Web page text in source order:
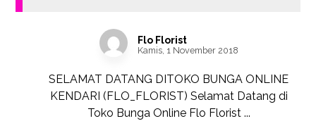
Flo Florist
Kamis, 1 November 2018
SELAMAT DATANG DITOKO BUNGA ONLINE
KENDARI (FLO_FLORIST) Selamat Datang di
Toko Bunga Online Flo Florist ...